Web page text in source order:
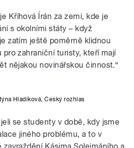
Kříhová Írán za zemi, kde je
s okolními státy – když
zatím ještě poměrně klidnou
pro zahraniční turisty, kteří mají
nějakou novinářskou činnost.“
Hladíková,Český rozhlas
se studenty v době, kdy jsme
jiného problému, a to v